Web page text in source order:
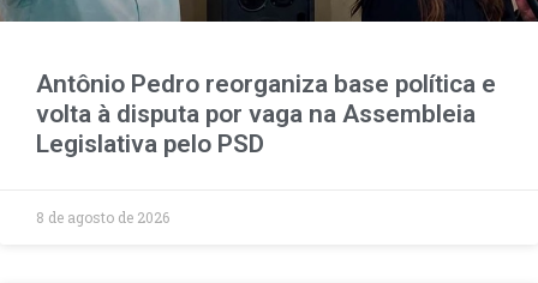
Antônio Pedro reorganiza base política e
volta à disputa por vaga na Assembleia
Legislativa pelo PSD
8 de agosto de 2026